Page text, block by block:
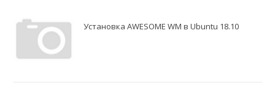
Установка AWESOME WM в Ubuntu 18.10